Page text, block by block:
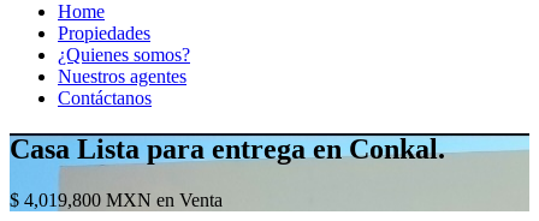
Home
Propiedades
¿Quienes somos?
Nuestros agentes
Contáctanos
Casa Lista para entrega en Conkal.
$ 4,019,800 MXN en Venta